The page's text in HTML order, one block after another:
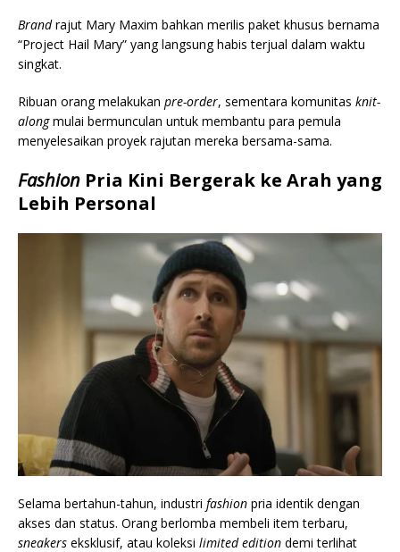
Brandrajut Mary Maxim bahkan merilis paket khusus bernama
“Project Hail Mary” yang langsung habis terjual dalam waktu
singkat.
Ribuan orang melakukan pre-order, sementara komunitas knit-
alongmulai bermunculan untuk membantu para pemula
menyelesaikan proyek rajutan mereka bersama-sama.
Fashion Pria Kini Bergerak ke Arah yang
Lebih Personal
Selama bertahun-tahun, industri fashion pria identik dengan
akses dan status. Orang berlomba membeli item terbaru,
sneakers eksklusif, atau koleksi limited edition demi terlihat